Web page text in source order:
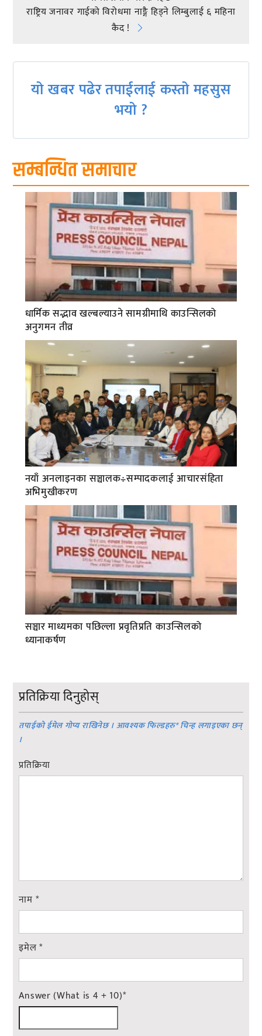
navigation
राष्ट्रिय जनावर गाईको विरोधमा नाङ्गै हिड्ने लिम्बुलाई ६ महिना
कैद !
यो खबर पढेर तपाईलाई कस्तो महसुस
भयो ?
सम्बन्धित समाचार
धार्मिक सद्भाव खल्बल्याउने सामग्रीमाथि काउन्सिलको
अनुगमन तीव्र
नयाँ अनलाइनका सञ्चालक÷सम्पादकलाई आचारसंहिता
अभिमुखीकरण
सञ्चार माध्यमका पछिल्ला प्रवृतिप्रति काउन्सिलको
ध्यानाकर्षण
प्रतिक्रिया दिनुहोस्
तपाईको ईमेल गोप्य राखिनेछ । आवश्यक फिल्डहरु*चिन्ह लगाइएका छन्
।
प्रतिक्रिया
नाम *
इमेल*
Answer (What is 4 + 10)*